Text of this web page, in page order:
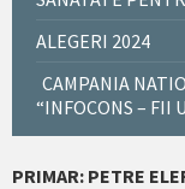
ALEGERI 2024
CAMPANIA
“INFOCONS – FII
PRIMAR: PETRE